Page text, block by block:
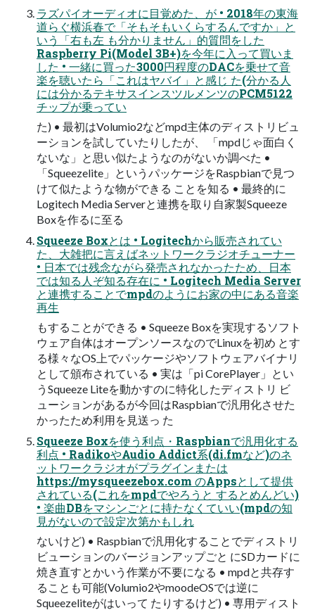
ラズパイオーディオに目覚めた、が • 2018年の東海
道らぐ横浜春で「そもそもいくらするんですか」と
いう「右も左 も分かりません」的質問をした
Raspberry Pi(Model 3B+)を今年に入って買いま
した • 一緒に買った3000円程度のDACを乗せて音
楽を聴いたら「これはヤバイ」と感じ た(分かる人
には分かるテキサスインスツルメンツのPCM5122
チップが乗ってい
た) • 最初はVolumio2などmpd主体のディストリビュ
ーションを試していたりしたが、 「mpdじゃ面白く
ないな」と思い似たようなのがないか調べた •
「Squeezelite」というパッケージをRaspbianで見つ
けて似たような物ができる ことを知る • 最終的に
Logitech Media Serverと連携を取り自家製Squeeze
Boxを作るに至る
Squeeze Boxとは • Logitechから販売されてい
た、大雑把に言えばネットワークラジオチューナー
• 日本では残念ながら発売されなかったため、日本
では知る人ぞ知る存在に • Logitech Media Server
と連携することでmpdのようにお家の中にある音楽
再生
もすることができる • Squeeze Boxを実現するソフト
ウェア自体はオープンソースなのでLinuxを初め とす
る様々なOS上でパッケージやソフトウェアバイナリ
として頒布されている • 実は「pi CorePlayer」とい
うSqueeze Liteを動かすのに特化したディストリ ビ
ューションがあるが今回はRaspbianで汎用化させた
かったため利用を見送っ た
Squeeze Boxを使う利点・Raspbianで汎用化する
利点 • RadikoやAudio Addict系(di.fmなど)のネ
ットワークラジオがプラグインまたは
https://mysqueezebox.com のAppsとして提供
されている(これをmpdでやろうと するとめんどい)
• 楽曲DBをマシンごとに持たなくていい(mpdの知
見がないので設定次第かもしれ
ないけど) • Raspbianで汎用化することでディストリ
ビューションのバージョンアップごと にSDカードに
焼き直すとかいう作業が不要になる • mpdと共存す
ることも可能(Volumio2やmoodeOSでは逆に
Squeezeliteがはいって たりするけど) • 専用ディスト